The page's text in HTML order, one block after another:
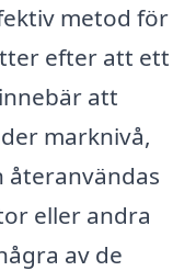
metod för
efter att ett
att
marknivå,
eller andra
av de